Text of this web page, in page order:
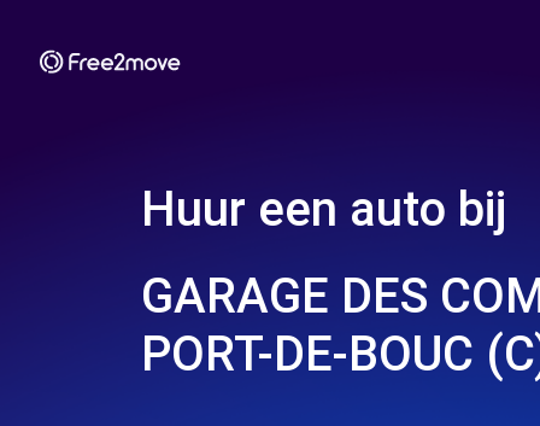
Huur een auto bij
GARAGE DES
PORT-DE-BOUC